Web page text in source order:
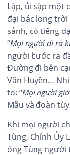
Lập, ủi sập một
đại bác long trời
sảnh, có tiếng
“Mọi người đi ra
người bước ra
Đường đi bên
Văn Huyền…
to: “Mọi người
Mẫu và đoàn
Khi mọi người
Tùng, Chính Ủy
ông Tùng người